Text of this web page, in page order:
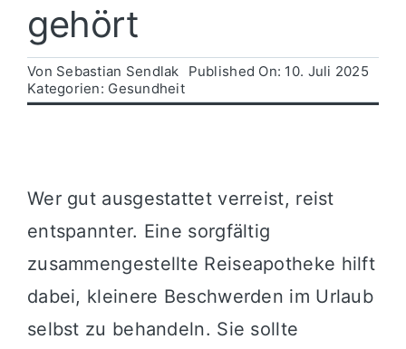
Politik
Wirtschaft
gehört
Von Sebastian Sendlak
Published On: 10. Juli 2025
Kategorien: Gesundheit
Wer gut ausgestattet verreist, reist
entspannter. Eine sorgfältig
zusammengestellte Reiseapotheke hilft
dabei, kleinere Beschwerden im Urlaub
selbst zu behandeln. Sie sollte